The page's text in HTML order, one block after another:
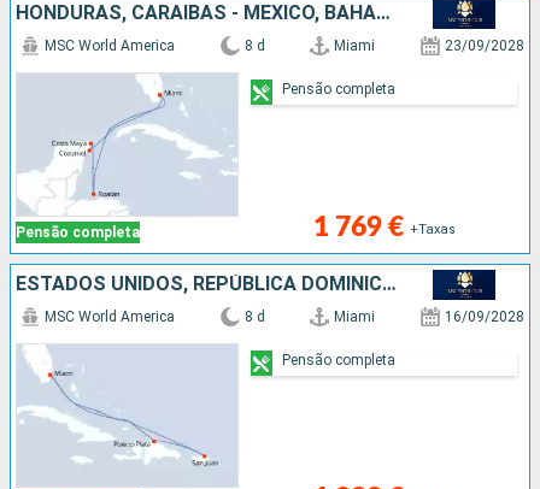
HONDURAS, CARAIBAS - MEXICO, BAHAMAS, ESTADOS UNIDOS
Pensão completa
MSC World America 8 d Miami 23/09/2028
1 769 € +Taxas
Pensão completa
ESTADOS UNIDOS, REPÚBLICA DOMINICANA, PORTO RICO, BAHAMAS
MSC World America 8 d Miami 16/09/2028
Pensão completa